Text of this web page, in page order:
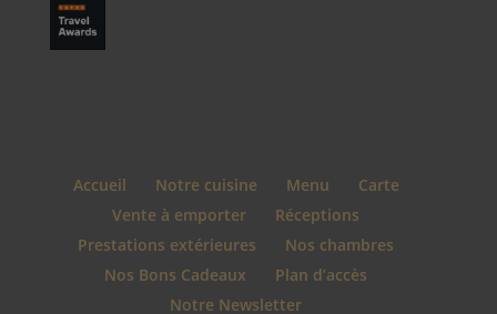
Accueil Notre cuisine Menu
Carte
Vente à emporter
Réceptions
Prestations extérieures
Nos chambres
Nos Bons Cadeaux
Plan d’accès
Notre Newsletter